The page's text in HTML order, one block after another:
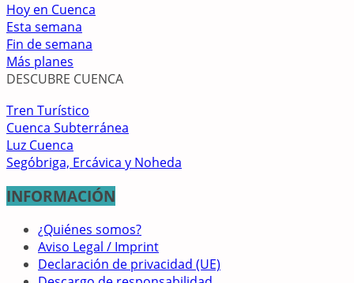
Hoy en Cuenca
Esta semana
Fin de semana
Más planes
DESCUBRE CUENCA
Tren Turístico
Cuenca Subterránea
Luz Cuenca
Segóbriga, Ercávica y Noheda
INFORMACIÓN
¿Quiénes somos?
Aviso Legal / Imprint
Declaración de privacidad (UE)